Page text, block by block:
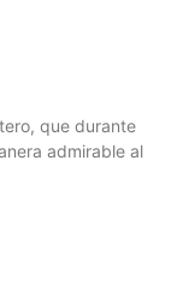
que durante
admirable al